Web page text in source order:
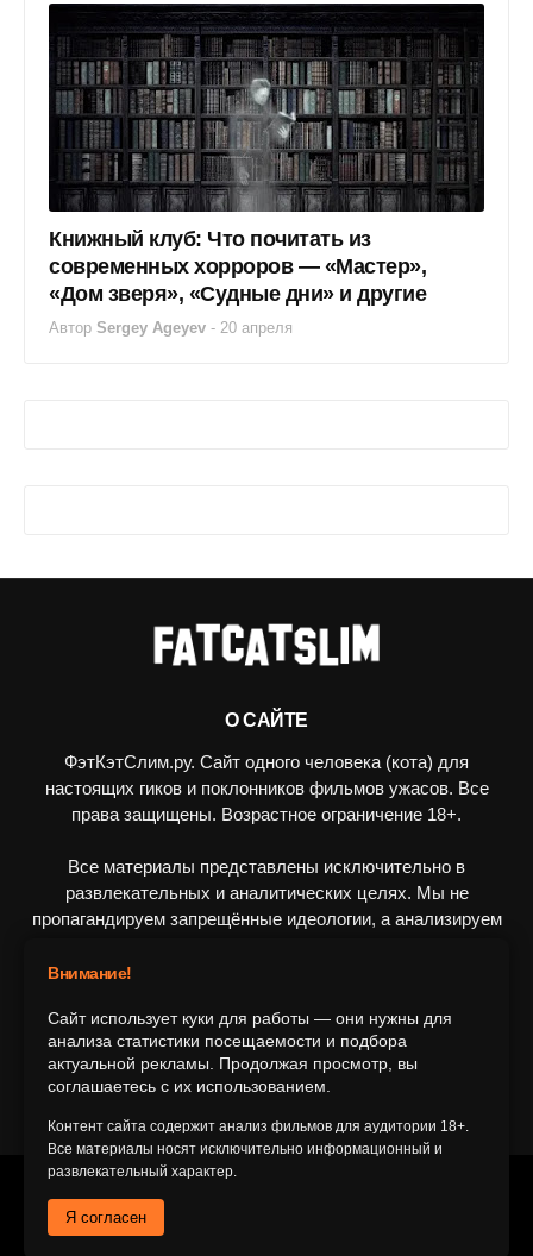
Книжный клуб: Что почитать из
современных хорроров — «Мастер»,
«Дом зверя», «Судные дни» и другие
Автор Sergey Ageyev - 20 апреля
О САЙТЕ
ФэтКэтСлим.ру. Сайт одного человека (кота) для
настоящих гиков и поклонников фильмов ужасов. Все
права защищены. Возрастное ограничение 18+.
Все материалы представлены исключительно в
развлекательных и аналитических целях. Мы не
пропагандируем запрещённые идеологии, а анализируем
ПОДПИШИТЕСЬ НА НАС
Главная
Внимание!
Сайт использует куки для работы — они нужны для
анализа статистики посещаемости и подбора
актуальной рекламы. Продолжая просмотр, вы
соглашаетесь с их использованием.
Контент сайта содержит анализ фильмов для аудитории 18+.
Все материалы носят исключительно информационный и
развлекательный характер.
Я согласен